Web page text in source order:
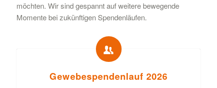
möchten. Wir sind gespannt auf weitere bewegende
Momente bei zukünftigen Spendenläufen.
Gewebespendenlauf 2026